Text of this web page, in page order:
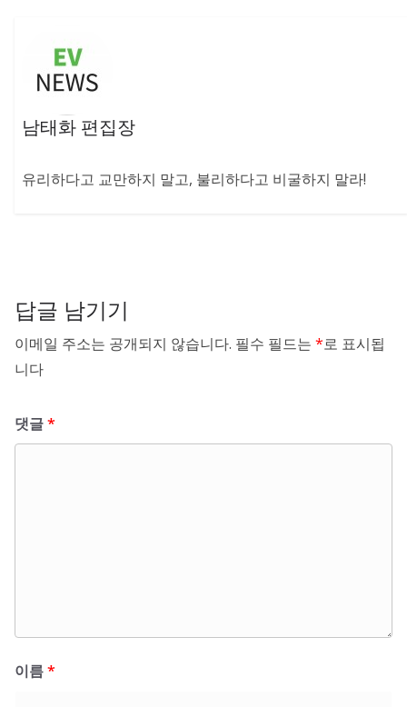
남태화 편집장
유리하다고 교만하지 말고, 불리하다고 비굴하지 말라!
답글 남기기
이메일 주소는 공개되지 않습니다. 필수 필드는 *로 표시됩
니다
댓글*
이름*